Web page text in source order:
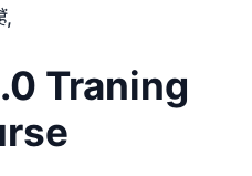
Traning